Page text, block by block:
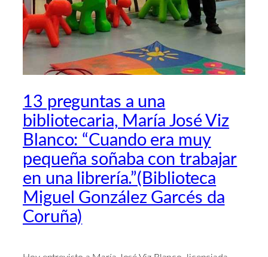
13 preguntas a una
bibliotecaria, María José Viz
Blanco: “Cuando era muy
pequeña soñaba con trabajar
en una librería.”(Biblioteca
Miguel González Garcés da
Coruña)